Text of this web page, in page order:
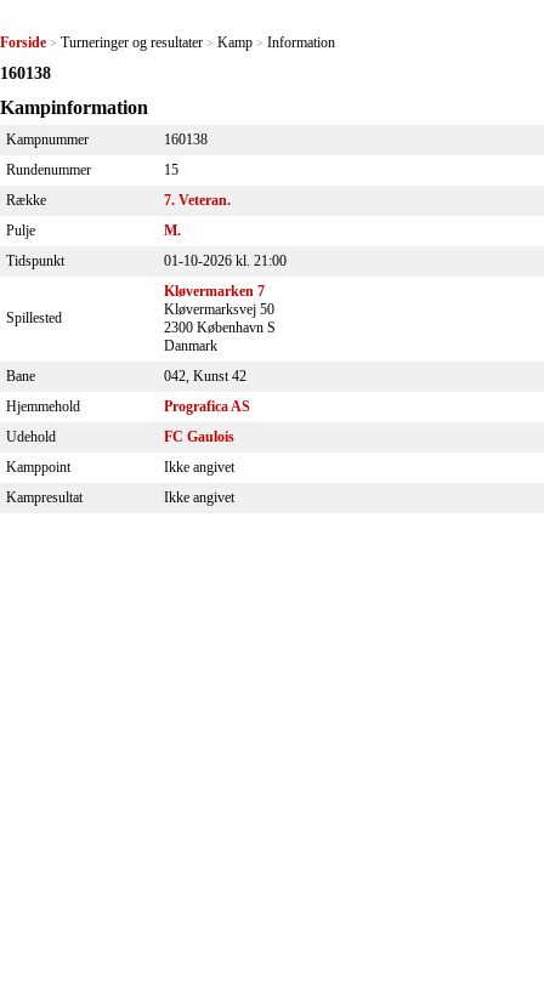
Forside > Turneringer og resultater > Kamp > Information
160138
Kampinformation
Kampnummer
160138
Rundenummer
15
Række
7. Veteran.
Pulje
M.
Tidspunkt
01-10-2026 kl. 21:00
Spillested
Kløvermarken 7
Kløvermarksvej 50
2300 København S
Danmark
Bane
042, Kunst 42
Hjemmehold
Prografica AS
Udehold
FC Gaulois
Kamppoint
Ikke angivet
Kampresultat
Ikke angivet